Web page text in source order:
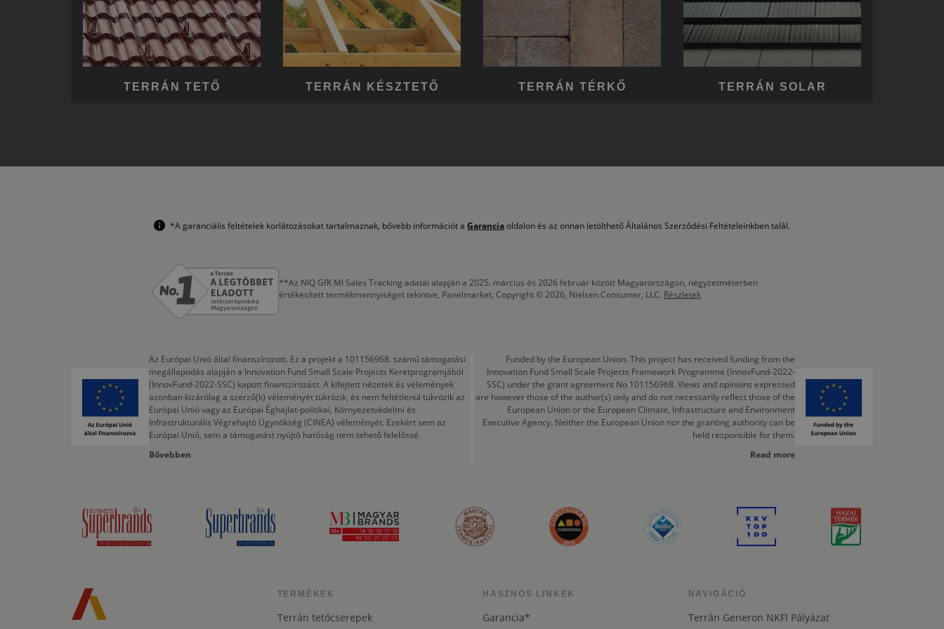
TERRÁN TETŐ TERRÁN KÉSZTETŐ TERRÁN TÉRKŐ TERRÁN SOLAR
*A garanciális feltételek korlátozásokat tartalmaznak, bővebb információt a Garanciaoldalon és az onnan letölthető Általános Szerződési Feltételeinkben talál.
**Az NIQ GfK MI Sales Tracking adatai alapján a 2025. március és 2026 február között Magyarországon, négyzetméterben
értékesített termékmennyiséget tekintve, Panelmarket, Copyright © 2026, Nielsen Consumer, LLC. Részletek
Az Európai Unió által finanszírozott. Ez a projekt a 101156968. számú támogatási
megállapodás alapján a Innovation Fund Small Scale Projects Keretprogramjából
(InnovFund-2022-SSC) kapott finanszírozást. A kifejtett nézetek és vélemények
azonban kizárólag a szerző(k) véleményét tükrözik, és nem feltétlenül tükrözik az
Európai Unió vagy az Európai Éghajlat-politikai, Környezetvédelmi és
Infrastrukturális Végrehajtó Ügynökség (CINEA) véleményét. Ezekért sem az
Európai Unió, sem a támogatást nyújtó hatóság nem tehető felelőssé.
Bővebben
Funded by the European Union. This project has received funding from the
Innovation Fund Small Scale Projects Framework Programme (InnovFund-2022-
SSC) under the grant agreement No 101156968. Views and opinions expressed
are however those of the author(s) only and do not necessarily reflect those of the
European Union or the European Climate, Infrastructure and Environment
Executive Agency. Neither the European Union nor the granting authority can be
held responsible for them.
Read more
TERMÉKEK
Terrán tetőcserepek
HASZNOS LINKEK
Garancia*
NAVIGÁCIÓ
Terrán Generon NKFI Pályázat